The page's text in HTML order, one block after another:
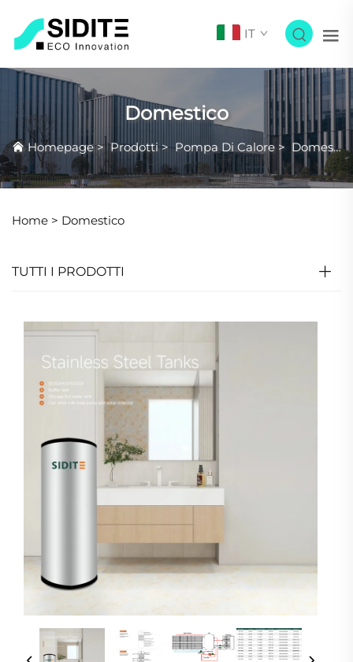
IT
Domestico
Homepage>Prodotti>Pompa Di Calore > Domestico
Home > Domestico
TUTTI I PRODOTTI